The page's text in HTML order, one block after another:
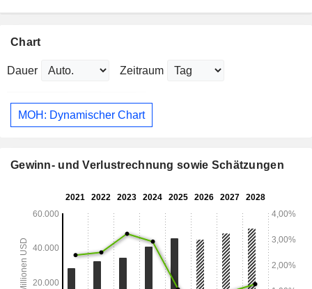
Chart
Dauer Zeitraum
MOH: Dynamischer Chart
Gewinn- und Verlustrechnung sowie Schätzungen